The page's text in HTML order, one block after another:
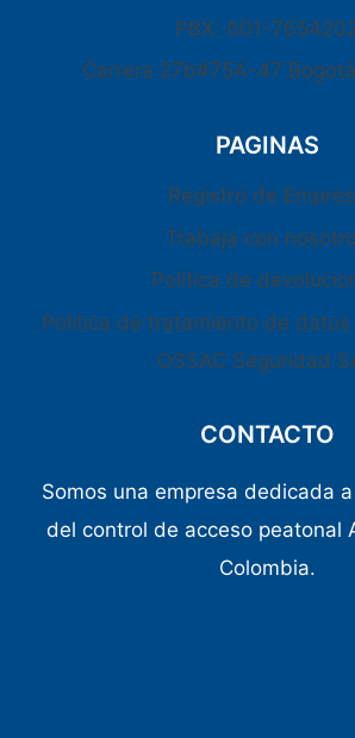
PBX: 601-
Carrera 27b#75A-47
PAGINAS
Registro de
Trabaja con
Política de
Política de tratamiento de
OSSAC Seguridad
CONTACTO
Somos una empresa dedicada
del control de acceso peatonal
Colombia.